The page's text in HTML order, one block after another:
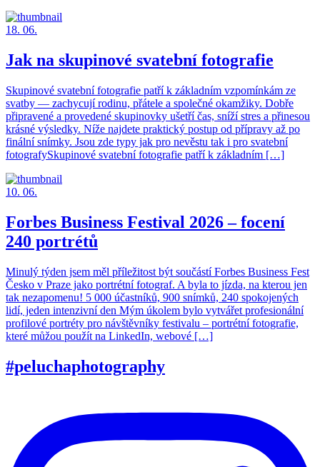
18. 06.
Jak na skupinové svatební fotografie
Skupinové svatební fotografie patří k základním vzpomínkám ze
svatby — zachycují rodinu, přátele a společné okamžiky. Dobře
připravené a provedené skupinovky ušetří čas, sníží stres a přinesou
krásné výsledky. Níže najdete praktický postup od přípravy až po
finální snímky. Jsou zde typy jak pro nevěstu tak i pro svatební
fotografySkupinové svatební fotografie patří k základním […]
10. 06.
Forbes Business Festival 2026 – focení
240 portrétů
Minulý týden jsem měl příležitost být součástí Forbes Business Fest
Česko v Praze jako portrétní fotograf. A byla to jízda, na kterou jen
tak nezapomenu! 5 000 účastníků, 900 snímků, 240 spokojených
lidí, jeden intenzivní den Mým úkolem bylo vytvářet profesionální
profilové portréty pro návštěvníky festivalu – portrétní fotografie,
které můžou použít na LinkedIn, webové […]
#peluchaphotography